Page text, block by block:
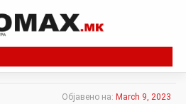
Објавено на: March 9, 2023